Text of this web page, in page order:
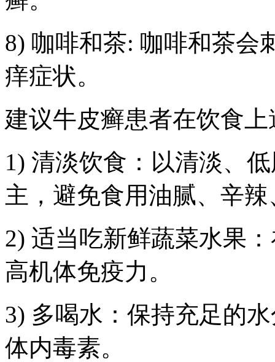
8) 咖啡和茶: 咖啡和茶会
痒症状。
建议牛皮癣患者在饮食
1) 清淡饮食：以清淡、
主，避免食用油腻、辛
2) 适当吃新鲜蔬菜水果
高机体免疫力。
3) 多喝水：保持充足的
体内毒素。